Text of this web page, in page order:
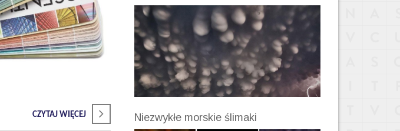
CZYTAJ WIĘCEJ Niezwykłe morskie ślimaki